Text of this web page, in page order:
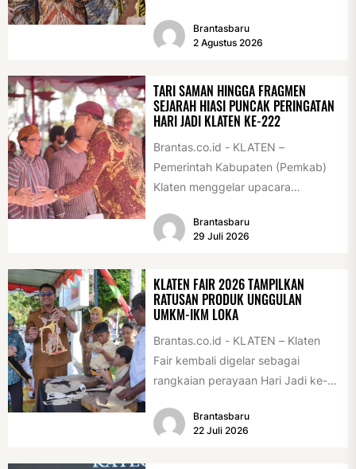
pelajar dan pemuda. Pengukuhan
tersebut digelar...
Brantasbaru
2 Agustus 2026
TARI SAMAN HINGGA FRAGMEN
SEJARAH HIASI PUNCAK PERINGATAN
HARI JADI KLATEN KE-222
Brantas.co.id - KLATEN –
Pemerintah Kabupaten (Pemkab)
Klaten menggelar upacara
di Alun-alun Klaten, Selasa
Brantasbaru
29 Juli 2026
KLATEN FAIR 2026 TAMPILKAN
RATUSAN PRODUK UNGGULAN
UMKM-IKM LOKA
Brantas.co.id - KLATEN – Klaten
Fair kembali digelar sebagai
rangkaian perayaan Hari Jadi ke-
Acara ini digelar...
Brantasbaru
22 Juli 2026